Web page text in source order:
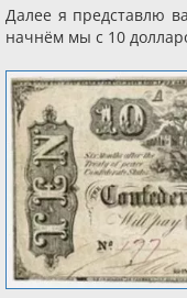
Далее я представлю
начнём мы с 10